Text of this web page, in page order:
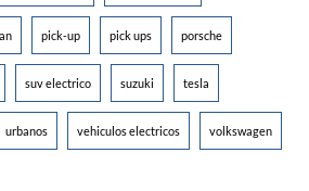
pick-up pick ups porsche
suv electrico suzuki tesla
urbanos vehiculos electricos volkswagen